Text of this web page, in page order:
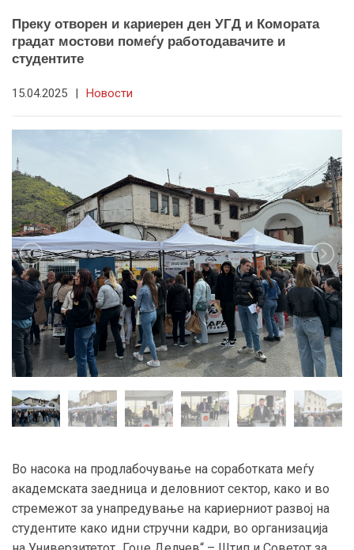
Преку отворен и кариерен ден УГД и Комората
градат мостови помеѓу работодавачите и
студентите
15.04.2025 | Новости
Во насока на продлабочување на соработката меѓу
академската заедница и деловниот сектор, како и во
стремежот за унапредување на кариерниот развој на
студентите како идни стручни кадри, во организација